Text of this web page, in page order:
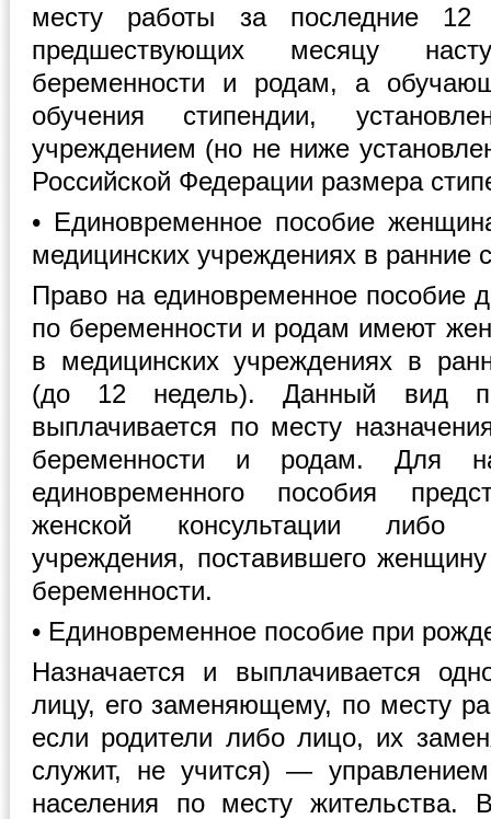
месту работы за последние 12
предшествующих месяцу
беременности и родам, а
обучения стипендии,
учреждением (но не ниже
Российской Федерации размера
• Единовременное пособие
медицинских учреждениях в ранние
Право на единовременное пособие
по беременности и родам имеют
в медицинских учреждениях в
(до 12 недель). Данный вид
выплачивается по месту
беременности и родам. Для
единовременного пособия
женской консультации либо
учреждения, поставившего
беременности.
• Единовременное пособие при
Назначается и выплачивается
лицу, его заменяющему, по месту
если родители либо лицо, их
служит, не учится) —
населения по месту